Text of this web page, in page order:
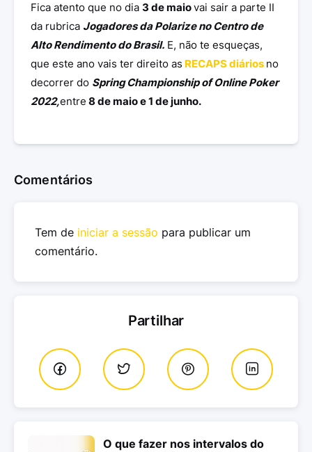
Fica atento que no dia 3 de maiovai sair a parte II
da rubrica Jogadores da Polarize no Centro de
Alto Rendimento do Brasil. E, não te esqueças,
que este ano vais ter direito as RECAPS diários no
decorrer do Spring Championship of Online Poker
2022,entre 8 de maio e 1 de junho.
Comentários
Tem de iniciar a sessão para publicar um
comentário.
Partilhar
O que fazer nos intervalos do